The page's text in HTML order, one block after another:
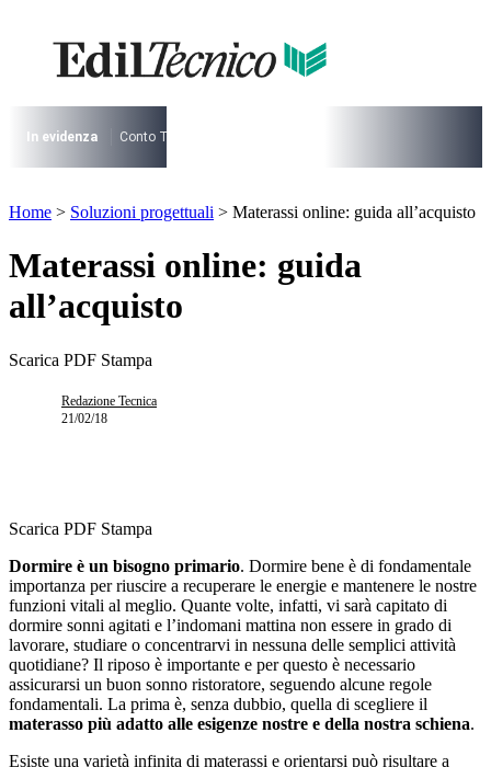
contenuto
I più cercati
Lorem ipsum dolor sit amet consectetur
In evidenza Conto Termico
I più cercati
Lorem ipsum dolor sit amet consectetur
Lorem ipsum dolor sit amet consectetur
Home > Soluzioni progettuali > Materassi online: guida all’acquisto
Materassi online: guida
all’acquisto
Scarica PDF Stampa
Redazione Tecnica
21/02/18
Scarica PDF Stampa
Dormire è un bisogno primario. Dormire bene è di fondamentale
importanza per riuscire a recuperare le energie e mantenere le nostre
funzioni vitali al meglio. Quante volte, infatti, vi sarà capitato di
dormire sonni agitati e l’indomani mattina non essere in grado di
lavorare, studiare o concentrarvi in nessuna delle semplici attività
quotidiane? Il riposo è importante e per questo è necessario
assicurarsi un buon sonno ristoratore, seguendo alcune regole
fondamentali. La prima è, senza dubbio, quella di scegliere il
materasso più adatto alle esigenze nostre e della nostra schiena.
Esiste una varietà infinita di materassi e orientarsi può risultare a